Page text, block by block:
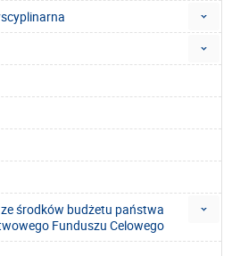
środków budżetu państwa
Funduszu Celowego